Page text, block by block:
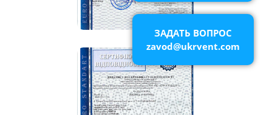
ЗАДАТЬ ВОПРОС
zavod@ukrvent.com